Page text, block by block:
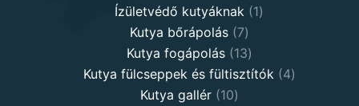
Ízületvédő kutyáknak 11
Kutya bőrápolás 77
products
Kutya fogápolás 1313
products
Kutya fülcseppek és fültisztítók 44
Kutya gallér 1010